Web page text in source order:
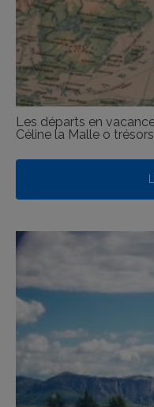
Les départs en
Céline la Malle o trésors